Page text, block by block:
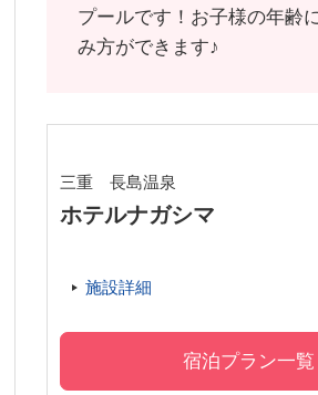
プールです！お子様の年齢
み方ができます♪
三重 長島温泉
ホテルナガシマ
施設詳細
宿泊プラン一覧